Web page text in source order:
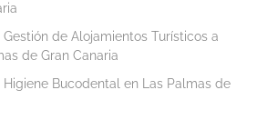
Gestión de Alojamientos Turísticos a
de Gran Canaria
Higiene Bucodental en Las Palmas de